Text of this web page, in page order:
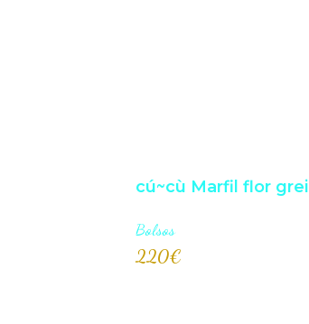
cú~cù Marfil flor
Bolsos
220€